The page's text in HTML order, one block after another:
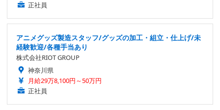
正社員
アニメグッズ製造スタッフ/グッズの加工・組立・仕上げ/未
経験歓迎/各種手当あり
株式会社RIOT GROUP
神奈川県
月給29万8,100円～50万円
正社員